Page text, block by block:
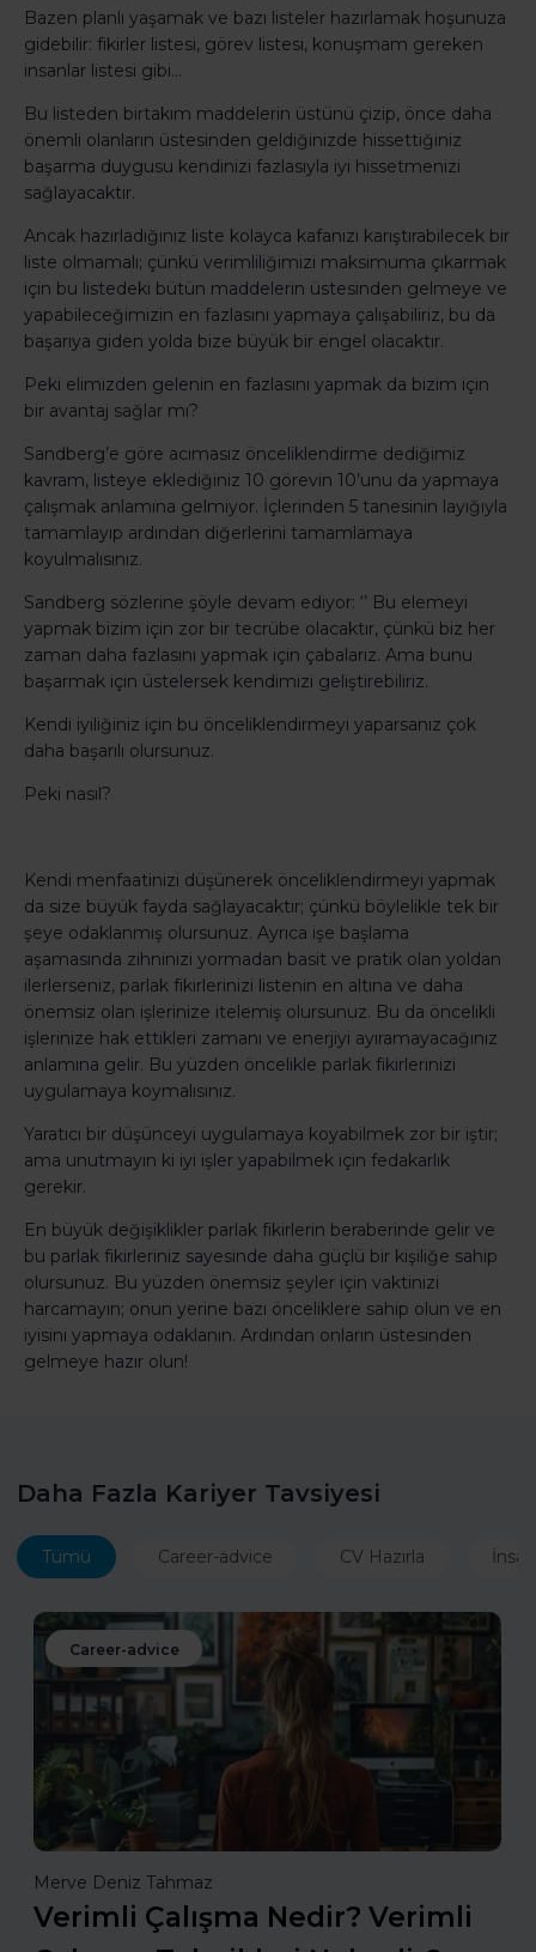
Bazen planlı yaşamak ve bazı listeler hazırlamak hoşunuza
gidebilir: fikirler listesi, görev listesi, konuşmam gereken
insanlar listesi gibi…
Bu listeden birtakım maddelerin üstünü çizip, önce daha
önemli olanların üstesinden geldiğinizde hissettiğiniz
başarma duygusu kendinizi fazlasıyla iyi hissetmenizi
sağlayacaktır.
Ancak hazırladığınız liste kolayca kafanızı karıştırabilecek bir
liste olmamalı; çünkü verimliliğimizi maksimuma çıkarmak
için bu listedeki bütün maddelerin üstesinden gelmeye ve
yapabileceğimizin en fazlasını yapmaya çalışabiliriz, bu da
başarıya giden yolda bize büyük bir engel olacaktır.
Peki elimizden gelenin en fazlasını yapmak da bizim için
bir avantaj sağlar mı?
Sandberg’e göre acımasız önceliklendirme dediğimiz
kavram, listeye eklediğiniz 10 görevin 10’unu da yapmaya
çalışmak anlamına gelmiyor. İçlerinden 5 tanesinin layığıyla
tamamlayıp ardından diğerlerini tamamlamaya
koyulmalısınız.
Sandberg sözlerine şöyle devam ediyor: ‘’ Bu elemeyi
yapmak bizim için zor bir tecrübe olacaktır, çünkü biz her
zaman daha fazlasını yapmak için çabalarız. Ama bunu
başarmak için üstelersek kendimizi geliştirebiliriz.
Kendi iyiliğiniz için bu önceliklendirmeyi yaparsanız çok
daha başarılı olursunuz.
Peki nasıl?
Kendi menfaatinizi düşünerek önceliklendirmeyi yapmak
da size büyük fayda sağlayacaktır; çünkü böylelikle tek bir
şeye odaklanmış olursunuz. Ayrıca işe başlama
aşamasında zihninizi yormadan basit ve pratik olan yoldan
ilerlerseniz, parlak fikirlerinizi listenin en altına ve daha
önemsiz olan işlerinize itelemiş olursunuz. Bu da öncelikli
işlerinize hak ettikleri zamanı ve enerjiyi ayıramayacağınız
anlamına gelir. Bu yüzden öncelikle parlak fikirlerinizi
uygulamaya koymalısınız.
Yaratıcı bir düşünceyi uygulamaya koyabilmek zor bir iştir;
ama unutmayın ki iyi işler yapabilmek için fedakarlık
gerekir.
En büyük değişiklikler parlak fikirlerin beraberinde gelir ve
bu parlak fikirleriniz sayesinde daha güçlü bir kişiliğe sahip
olursunuz. Bu yüzden önemsiz şeyler için vaktinizi
harcamayın; onun yerine bazı önceliklere sahip olun ve en
iyisini yapmaya odaklanın. Ardından onların üstesinden
gelmeye hazır olun!
Daha Fazla Kariyer Tavsiyesi
Tümü Career-advice CV Hazırla
Career-advice
Merve Deniz Tahmaz
Verimli Çalışma Nedir? Verimli